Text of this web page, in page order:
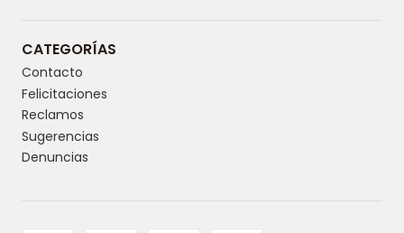
CATEGORÍAS
Contacto
Felicitaciones
Reclamos
Sugerencias
Denuncias